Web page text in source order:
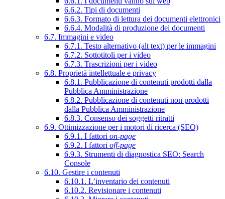
6.6.2. Tipi di documenti
6.6.3. Formato di lettura dei documenti elettronici
6.6.4. Modalità di produzione dei documenti
6.7. Immagini e video
6.7.1. Testo alternativo (alt text) per le immagini
6.7.2. Sottotitoli per i video
6.7.3. Trascrizioni per i video
6.8. Proprietà intellettuale e privacy
6.8.1. Pubblicazione di contenuti prodotti dalla
Pubblica Amministrazione
6.8.2. Pubblicazione di contenuti non prodotti
dalla Pubblica Amministrazione
6.8.3. Consenso dei soggetti ritratti
6.9. Ottimizzazione per i motori di ricerca (SEO)
6.9.1. I fattori on-page
6.9.2. I fattori off-page
6.9.3. Strumenti di diagnostica SEO: Search
Console
6.10. Gestire i contenuti
6.10.1. L’inventario dei contenuti
6.10.2. Revisionare i contenuti